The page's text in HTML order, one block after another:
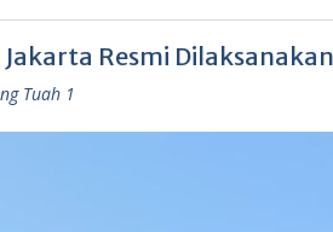
Jakarta Resmi Dilaksanakan
Tuah 1